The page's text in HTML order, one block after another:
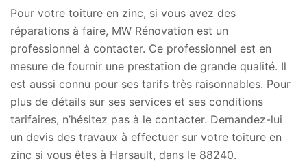
Pour votre toiture en zinc, si vous avez des
réparations à faire, MW Rénovation est un
professionnel à contacter. Ce professionnel est en
mesure de fournir une prestation de grande qualité. Il
est aussi connu pour ses tarifs très raisonnables. Pour
plus de détails sur ses services et ses conditions
tarifaires, n’hésitez pas à le contacter. Demandez-lui
un devis des travaux à effectuer sur votre toiture en
zinc si vous êtes à Harsault, dans le 88240.